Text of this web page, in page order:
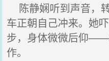
陈静娴听到声音，
车正朝自己冲来。她
步，身体微微后仰
作。